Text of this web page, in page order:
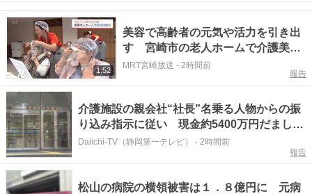
1:52
美容で高齢者の元気や活力を引き出
す 宮崎市の老人ホームで介護美容
の体験会
MRT宮崎放送 - 2時間前
報告
介護施設の親会社“社長”名乗る人物からの振
り込み指示に従い 現金約5400万円だまし取
られる（静岡）
Daiichi-TV（静岡第一テレビ） - 2時間前
報告
松山の病院の横領被害は１．８億円に 元病